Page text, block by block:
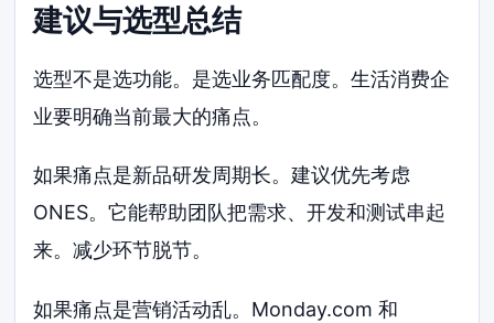
建议与选型总结
选型不是选功能。是选业务匹配度。生活消费企
业要明确当前最大的痛点。
如果痛点是新品研发周期长。建议优先考虑
ONES。它能帮助团队把需求、开发和测试串起
来。减少环节脱节。
如果痛点是营销活动乱。Monday.com 和